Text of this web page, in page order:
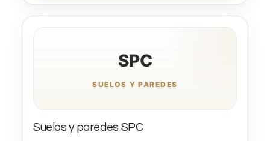
SPC
SUELOS Y PAREDES
Suelos y paredes SPC